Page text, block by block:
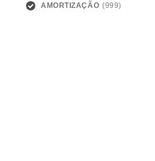
AMORTIZAÇÃO